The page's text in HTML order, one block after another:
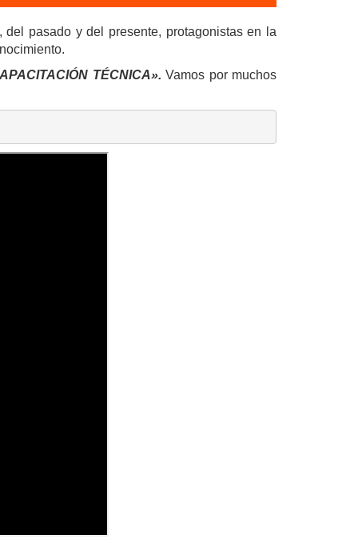
del pasado y del presente, protagonistas en la
TÉCNICA». Vamos por muchos